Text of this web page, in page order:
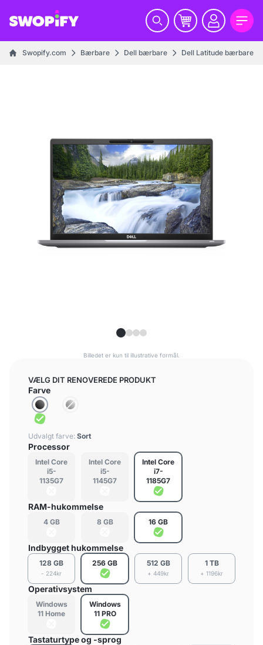
Swopify.com Bærbare Dell bærbare Dell Latitude bærbare
Billedet er kun til illustrative formål.
VÆLG DIT RENOVEREDE PRODUKT
Farve
Udvalgt farve: Sort
Processor
Intel Core
i5-
1135G7
Intel Core
i5-
1145G7
Intel Core
i7-
1185G7
RAM-hukommelse
4 GB 8 GB 16 GB
Indbygget hukommelse
128 GB
- 224kr
256 GB 512 GB
+ 449kr
1 TB
+ 1196kr
Operativsystem
Windows
11 Home
Windows
11 PRO
Tastaturtype og -sprog